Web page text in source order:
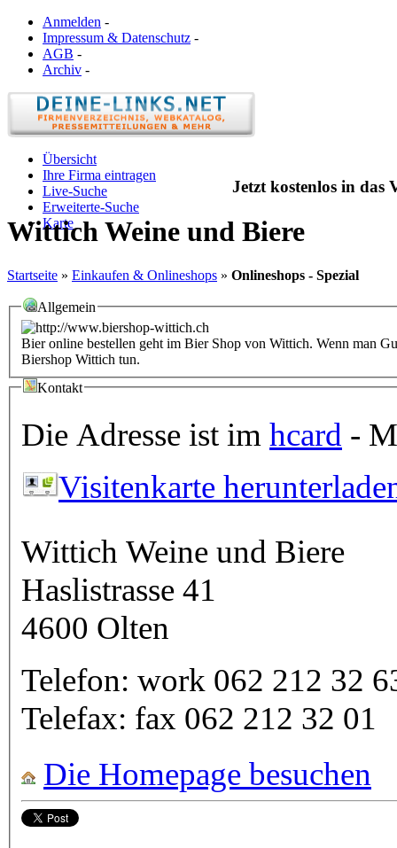
Anmelden -
Impressum & Datenschutz -
AGB -
Archiv -
Übersicht
Ihre Firma eintragen
Live-Suche
Erweiterte-Suche
Karte
Jetzt kostenlos in das
Wittich Weine und Biere
Startseite » Einkaufen & Onlineshops » Onlineshops - Spezial
Allgemein
Bier online bestellen geht im Bier Shop von Wittich. Wenn man
Biershop Wittich tun.
Kontakt
Die Adresse ist im hcard -
Visitenkarte
Wittich Weine und Biere
Haslistrasse 41
4600 Olten
Telefon: work 062 212 32
Telefax: fax 062 212 32 01
Die Homepage besuchen